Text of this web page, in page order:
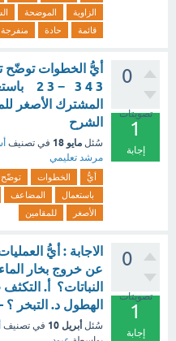
الزاوية
الموضحة
قائمة
حادة منفرجة
0
تصويتات
1
إجابة
3 4 3 ​ −
المشترك الأصغر
الشرح
سُئل مايو 18 في تصنيف
مرشد تعليمي
أيُّ الخطوات توضّح
باستعمال
المضاعف
الأصغر
للمقامين
0
تصويتات
1
إجابة
الاجابة : أيُّ
عن خروج بخار
النباتات؟ أ.
الهطول د. التبخر
سُئل أبريل 10 في تصنيف